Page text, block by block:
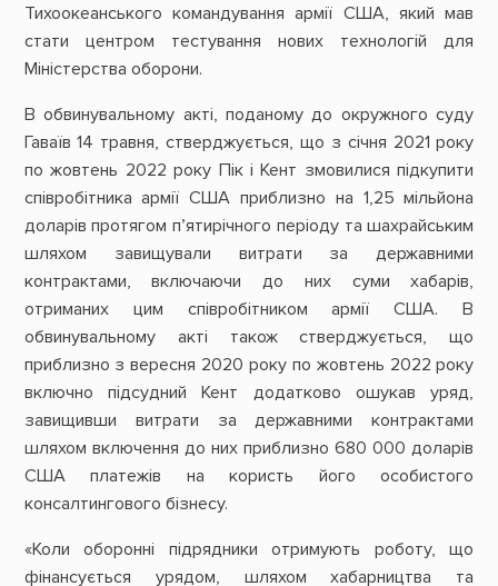
Тихоокеанського командування армії США, який мав
стати центром тестування нових технологій для
Міністерства оборони.
В обвинувальному акті, поданому до окружного суду
Гаваїв 14 травня, стверджується, що з січня 2021 року
по жовтень 2022 року Пік і Кент змовилися підкупити
співробітника армії США приблизно на 1,25 мільйона
доларів протягом п’ятирічного періоду та шахрайським
шляхом завищували витрати за державними
контрактами, включаючи до них суми хабарів,
отриманих цим співробітником армії США. В
обвинувальному акті також стверджується, що
приблизно з вересня 2020 року по жовтень 2022 року
включно підсудний Кент додатково ошукав уряд,
завищивши витрати за державними контрактами
шляхом включення до них приблизно 680 000 доларів
США платежів на користь його особистого
консалтингового бізнесу.
«Коли оборонні підрядники отримують роботу, що
фінансується урядом, шляхом хабарництва та